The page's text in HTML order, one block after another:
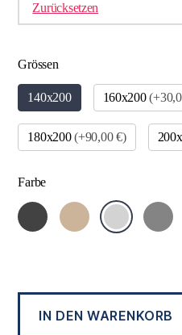
Zurücksetzen
Grössen
140x200 160x200
180x200(+90,00 €)
Farbe
IN DEN WARENKORB